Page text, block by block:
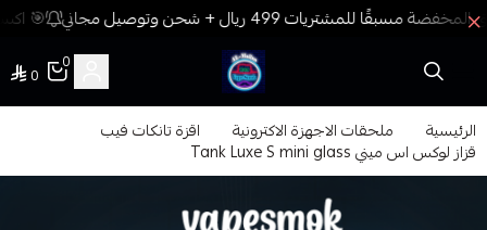
🎯
فيب المدينة
0
0
الرئيسية ملحقات الاجهزة الاكترونية اقزة تانكات فيب
قزاز لوكس اس ميني Tank Luxe S mini glass